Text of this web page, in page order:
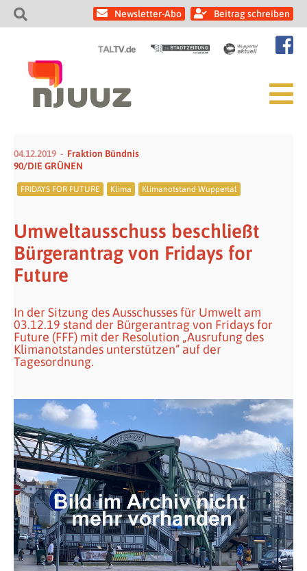
Newsletter-Abo Beitrag schreiben
04.12.2019
Fraktion Bündnis
90/DIE GRÜNEN
FRIDAYS FOR FUTURE Klima Klimanotstand Wuppertal
Umweltausschuss beschließt
Bürgerantrag von Fridays for
Future
In der Sitzung des Ausschusses für Umwelt am
03.12.19 stand der Bürgerantrag von Fridays for
Future (FFF) mit der Resolution „Ausrufung des
Klimanotstandes unterstützen“ auf der
Tagesordnung.